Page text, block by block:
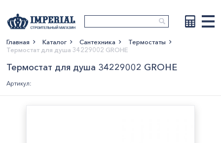
Главная Каталог Сантехника
Термостаты
Термостат для душа 34229002 GROHE
Термостат для душа 34229002 GROHE
Артикул: